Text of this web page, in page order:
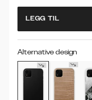
LEGG TIL
Alternative design